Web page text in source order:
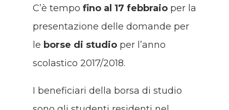
C’è tempo fino al 17 febbraio per la
presentazione delle domande per
le borse di studio per l’anno
scolastico 2017/2018.
I beneficiari della borsa di studio